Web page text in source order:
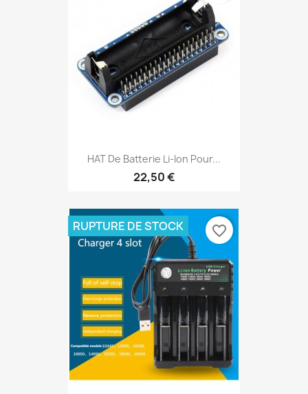
HAT De Batterie Li-Ion Pour...
22,50 €
RUPTURE DE STOCK favorite_border